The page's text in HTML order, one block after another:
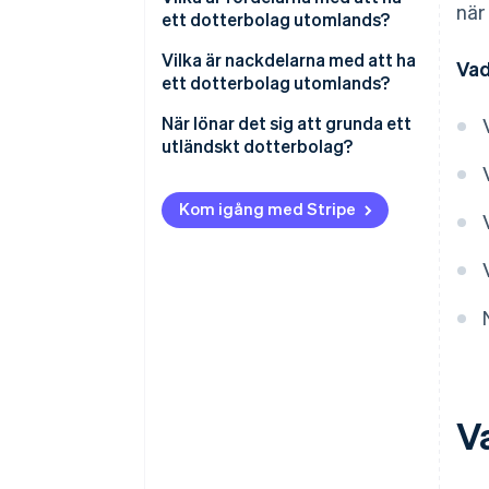
Beskattning
Vinstandelar
ett dotterbolag utomlands?
Tillträde till marknaden
Lokal expertis
Skattefördelar
Vilka är nackdelarna med att ha
ett dotterbolag utomlands?
Höga kostnader
Politisk och ekonomisk
instabilitet
När lönar det sig att grunda ett
utländskt dotterbolag?
Kom igång med Stripe